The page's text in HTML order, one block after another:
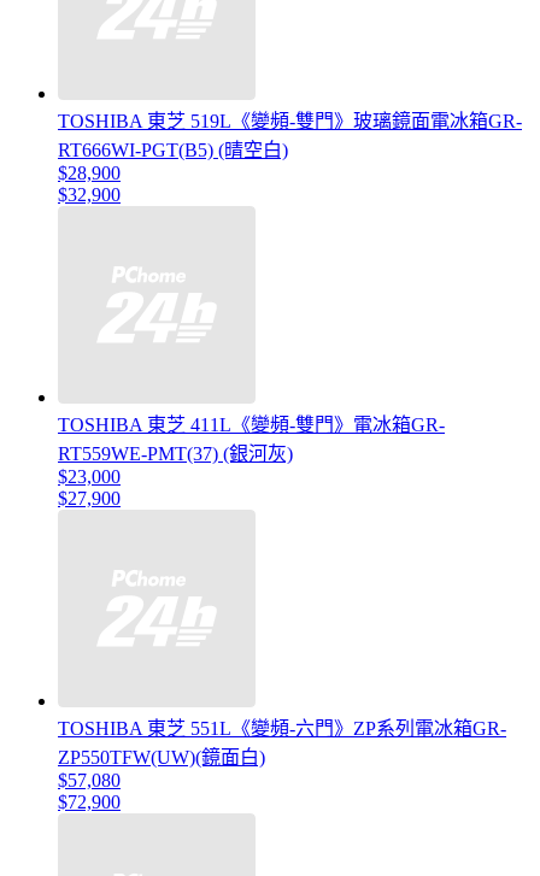
TOSHIBA 東芝 519L《變頻-雙門》玻璃鏡面電冰箱GR-
RT666WI-PGT(B5) (晴空白)
$28,900
$32,900
TOSHIBA 東芝 411L《變頻-雙門》電冰箱GR-
RT559WE-PMT(37) (銀河灰)
$23,000
$27,900
TOSHIBA 東芝 551L《變頻-六門》ZP系列電冰箱GR-
ZP550TFW(UW)(鏡面白)
$57,080
$72,900